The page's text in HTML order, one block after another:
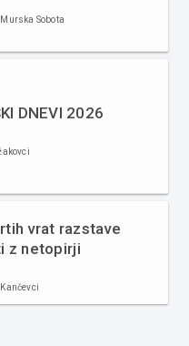
Sobota
DNEVI 2026
vrat razstave
z netopirji